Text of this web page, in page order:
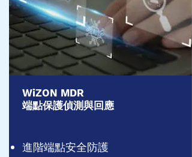
​WiZON MDR
端點保護偵測與回應
進階端點安全防護